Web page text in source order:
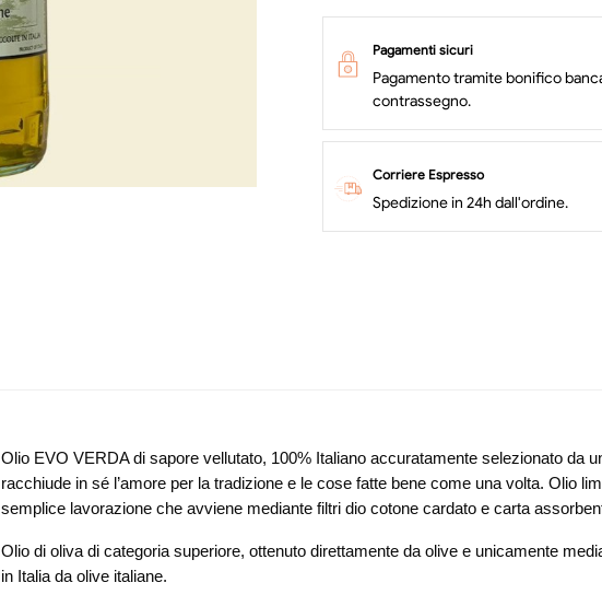
Pagamenti sicuri
Pagamento tramite bonifico
contrassegno.
Corriere Espresso
Spedizione in 24h dall'ordine.
Olio EVO VERDA di sapore vellutato, 100% Italiano accuratamente selezionato da
racchiude in sé l’amore per la tradizione e le cose fatte bene come una volta. Olio
semplice lavorazione che avviene mediante filtri dio cotone cardato e carta
Olio di oliva di categoria superiore, ottenuto direttamente da olive e unicamente
in Italia da olive italiane.